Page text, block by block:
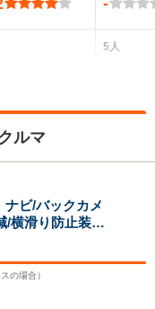
全高
1.55m～1.58m
全幅
1.8m
5人
ルマ
ビ/バックカメ
/横滑り防止装
の場合）